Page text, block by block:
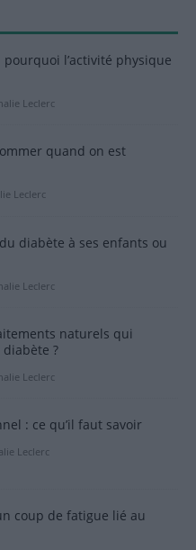
l’activité physique
Leclerc
quand on est
Leclerc
diabète à ses enfants ou
Leclerc
naturels qui
?
Leclerc
: ce qu’il faut savoir
Leclerc
coup de fatigue lié au